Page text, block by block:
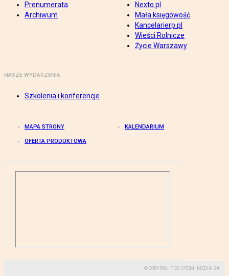
Prenumerata
Archiwum
Nexto.pl
Mała księgowość
Kancelarierp.pl
Wieści Rolnicze
Życie Warszawy
NASZE WYDARZENIA
Szkolenia i konferencje
MAPA STRONY KALENDARIUM
OFERTA PRODUKTOWA
© COPYRIGHT BY GREMI MEDIA SA